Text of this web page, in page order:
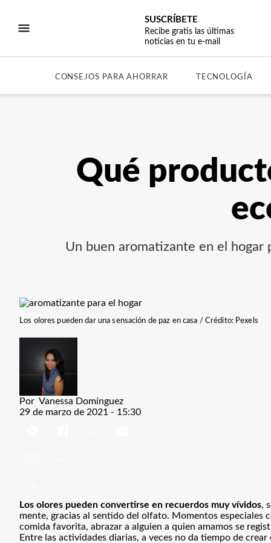
SUSCRÍBETE
Recibe gratis las últimas
noticias en tu e-mail
CONSEJOS PARA AHORRAR TECNOLOGÍA
Qué
Un buen aromatizante en el hogar
Los olores pueden dar una sensación de paz en casa / Crédito: Pexels
Por Vanessa Domínguez
29 de marzo de 2021 - 15:30
Los olores pueden convertirse en recuerdos muy vívidos,
mente, gracias al sentido del olfato. Momentos especiales
comida favorita, abrazar a alguien a quien amamos se
Entre las actividades diarias, a veces no da tiempo de